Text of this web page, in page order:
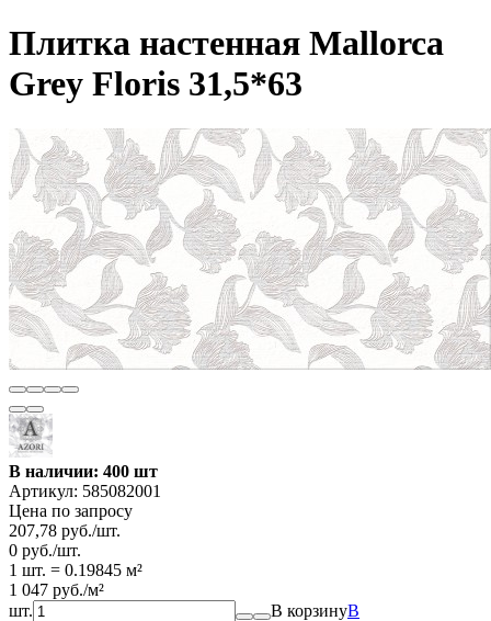
Плитка настенная Mallorca
Grey Floris 31,5*63
В наличии: 400 шт
Артикул: 585082001
Цена по запросу
207,78 руб./шт.
0 руб./шт.
1 шт. = 0.19845 м²
1 047 руб./м²
шт.
В корзинуВ